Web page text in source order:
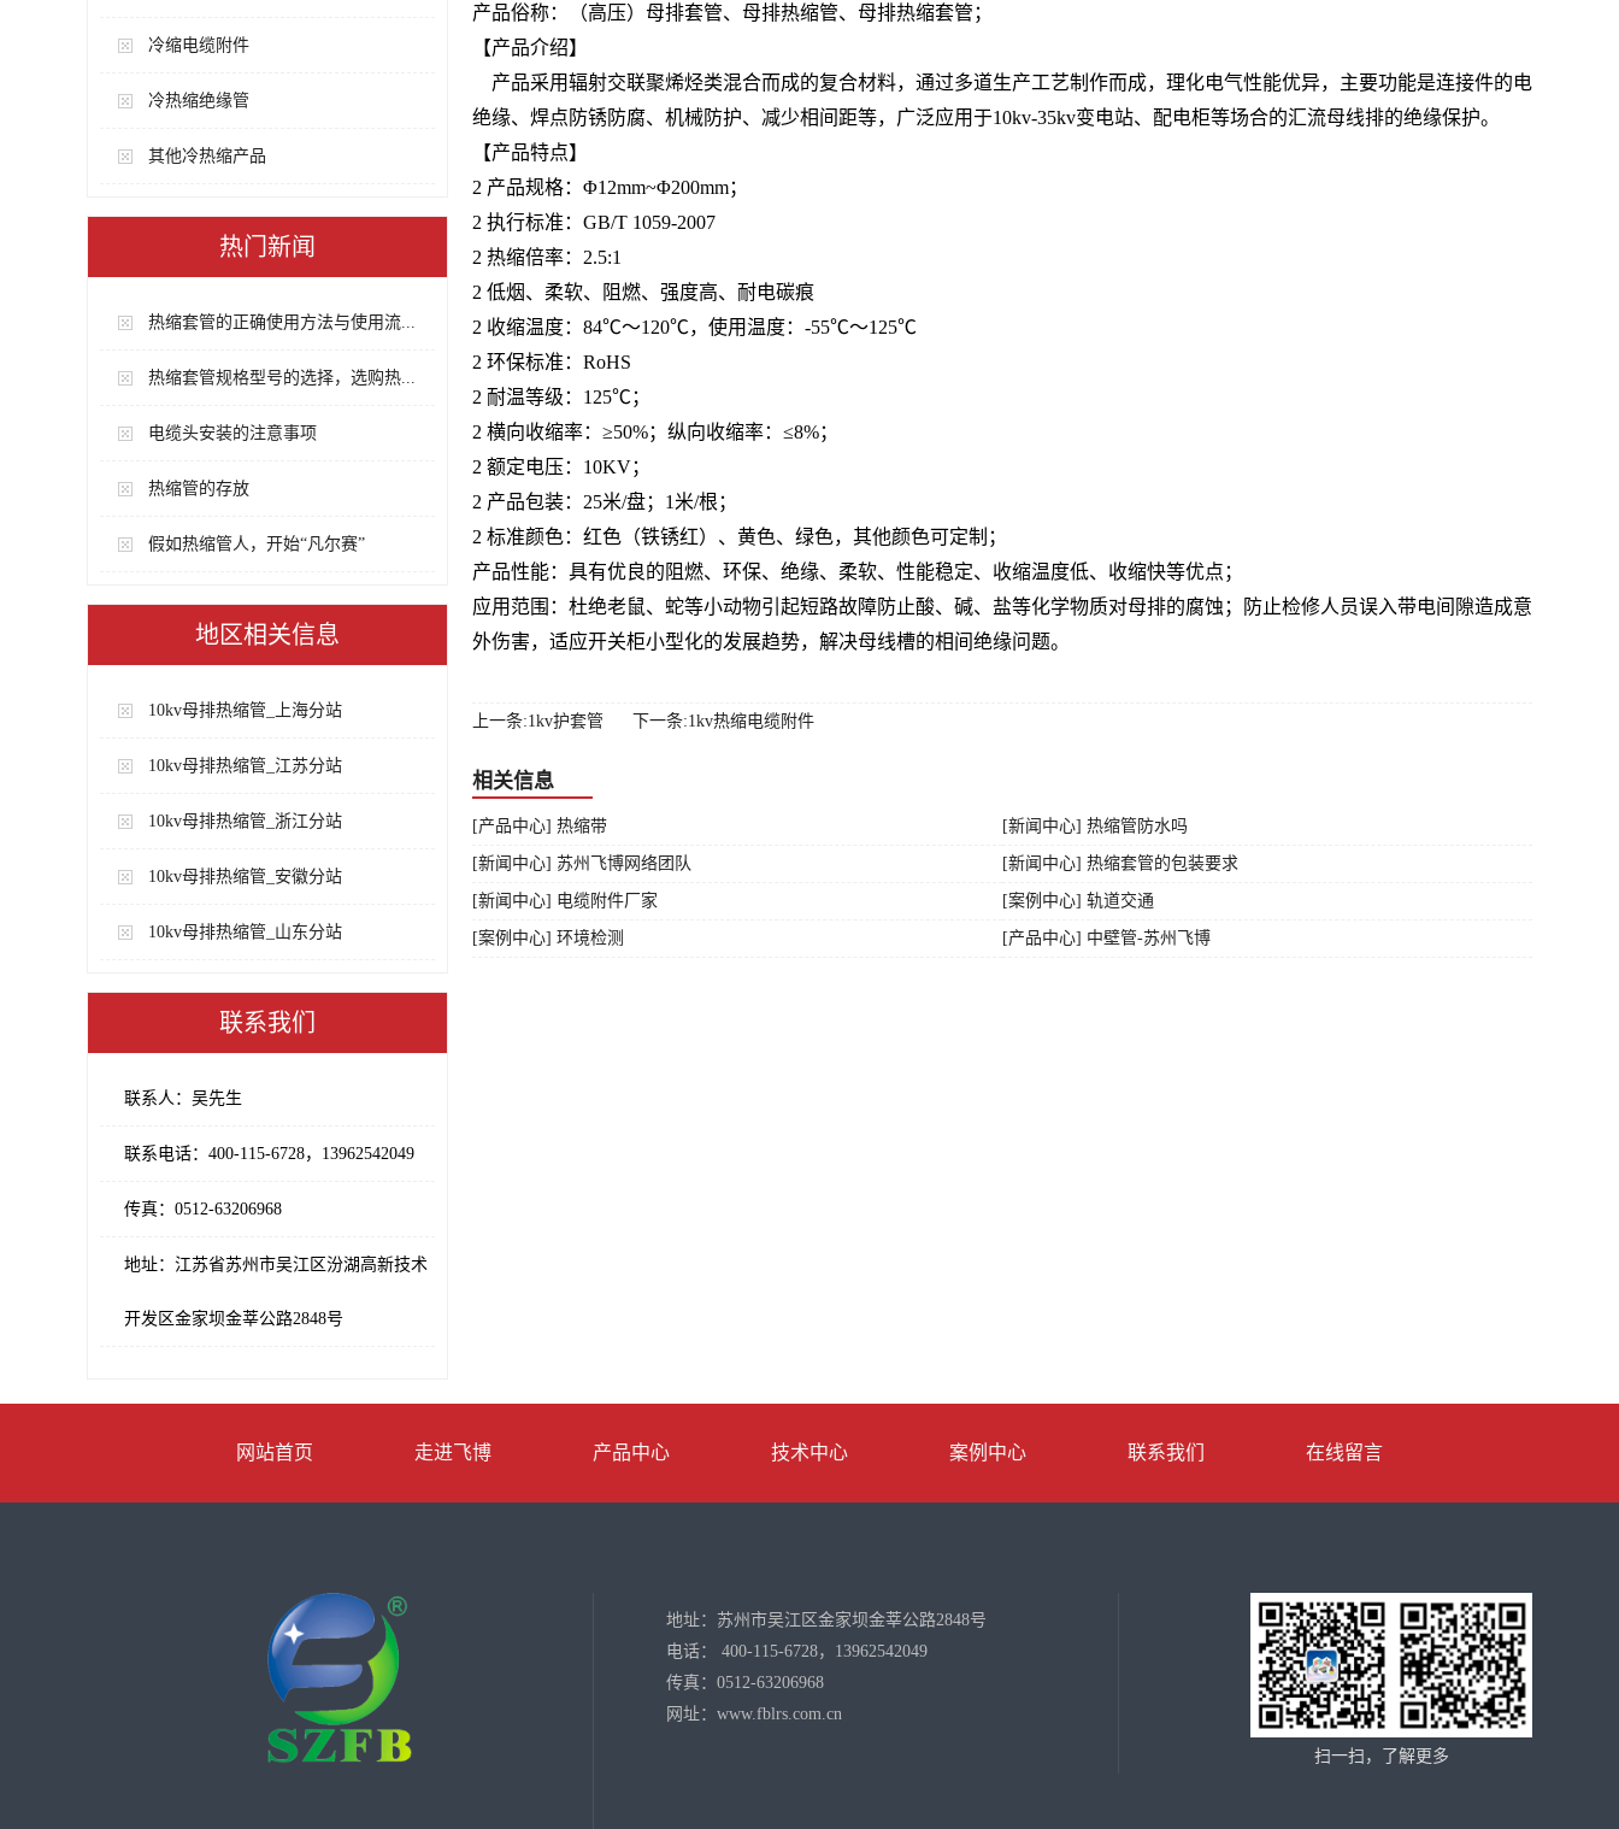
冷缩电缆附件
冷热缩绝缘管
其他冷热缩产品
热门新闻
热缩套管的正确使用方法与使用流...
热缩套管规格型号的选择，选购热...
电缆头安装的注意事项
热缩管的存放
假如热缩管人，开始“凡尔赛”
地区相关信息
10kv母排热缩管_上海分站
10kv母排热缩管_江苏分站
10kv母排热缩管_浙江分站
10kv母排热缩管_安徽分站
10kv母排热缩管_山东分站
联系我们
联系人：吴先生
联系电话：400-115-6728，13962542049
传真：0512-63206968
地址：江苏省苏州市吴江区汾湖高新技术
开发区金家坝金莘公路2848号
产品俗称：（高压）母排套管、母排热缩管、母排热缩套管；
【产品介绍】
产品采用辐射交联聚烯烃类混合而成的复合材料，通过多道生产工艺制作而成，理化电气性能优异，主要功能是连接件的电
绝缘、焊点防锈防腐、机械防护、减少相间距等，广泛应用于10kv-35kv变电站、配电柜等场合的汇流母线排的绝缘保护。
【产品特点】
2 产品规格：Φ12mm~Φ200mm；
2 执行标准：GB/T 1059-2007
2 热缩倍率：2.5:1
2 低烟、柔软、阻燃、强度高、耐电碳痕
2 收缩温度：84℃～120℃，使用温度：-55℃～125℃
2 环保标准：RoHS
2 耐温等级：125℃；
2 横向收缩率：≥50%；纵向收缩率：≤8%；
2 额定电压：10KV；
2 产品包装：25米/盘；1米/根；
2 标准颜色：红色（铁锈红）、黄色、绿色，其他颜色可定制；
产品性能：具有优良的阻燃、环保、绝缘、柔软、性能稳定、收缩温度低、收缩快等优点；
应用范围：杜绝老鼠、蛇等小动物引起短路故障防止酸、碱、盐等化学物质对母排的腐蚀；防止检修人员误入带电间隙造成意
外伤害，适应开关柜小型化的发展趋势，解决母线槽的相间绝缘问题。
上一条:1kv护套管 下一条:1kv热缩电缆附件
相关信息
[产品中心] 热缩带 [新闻中心] 热缩管防水吗
[新闻中心] 苏州飞博网络团队 [新闻中心] 热缩套管的包装要求
[新闻中心] 电缆附件厂家 [案例中心] 轨道交通
[案例中心] 环境检测 [产品中心] 中壁管-苏州飞博
网站首页 走进飞博 产品中心 技术中心 案例中心 联系我们 在线留言
地址：苏州市吴江区金家坝金莘公路2848号
电话： 400-115-6728，13962542049
传真：0512-63206968
网址：www.fblrs.com.cn
扫一扫，了解更多